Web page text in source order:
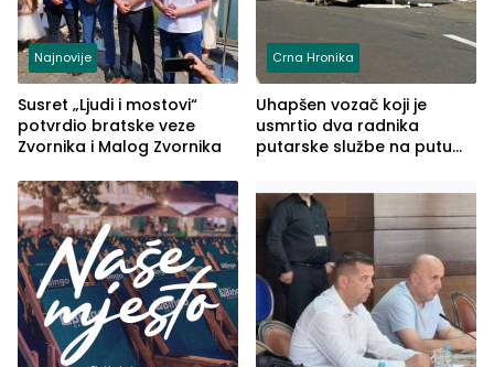
Najnovije
Susret „Ljudi i mostovi“
potvrdio bratske veze
Zvornika i Malog Zvornika
Crna Hronika
Uhapšen vozač koji je
usmrtio dva radnika
putarske službe na putu
(FOTO)